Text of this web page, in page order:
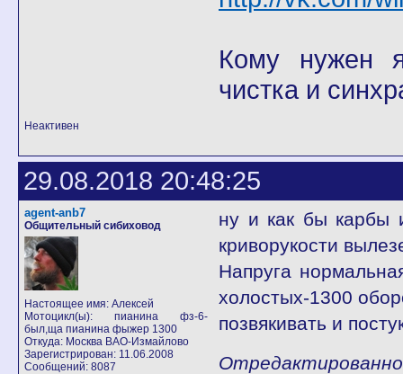
Кому нужен
чистка и
Неактивен
29.08.2018 20:48:25
agent-anb7
Общительный сибиховод
Настоящее имя: Алексей
Мотоцикл(ы): пианина фз-6-
был,ща пианина фыжер 1300
Откуда: Москва ВАО-Измайлово
Зарегистрирован: 11.06.2008
Сообщений: 8087
ну и как бы карбы
криворукости
Напруга
холостых-1300
позвякивать и